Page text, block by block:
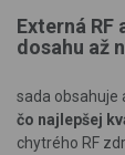
Externá RF
dosahu až
sada obsahuje
čo najlepšej
chytrého RF